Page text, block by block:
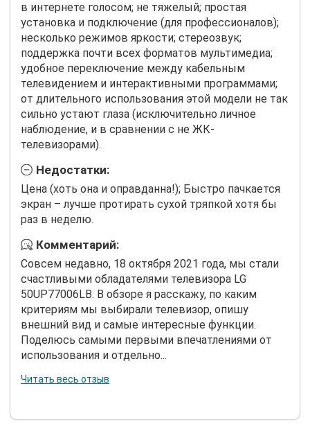
в интернете голосом; не тяжелый; простая
установка и подключение (для профессионалов);
несколько режимов яркости; стереозвук;
поддержка почти всех форматов мультимедиа;
удобное переключение между кабельным
телевидением и интерактивными программами;
от длительного использования этой модели не так
сильно устают глаза (исключительно личное
наблюдение, и в сравнении с не ЖК-
телевизорами).
Недостатки:
Цена (хоть она и оправданна!); Быстро пачкается
экран – лучше протирать сухой тряпкой хотя бы
раз в неделю.
Комментарий:
Совсем недавно, 18 октября 2021 года, мы стали
счастливыми обладателями телевизора LG
50UP77006LB. В обзоре я расскажу, по каким
критериям мы выбирали телевизор, опишу
внешний вид и самые интересные функции.
Поделюсь самыми первыми впечатлениями от
использования и отдельно...
Читать весь отзыв